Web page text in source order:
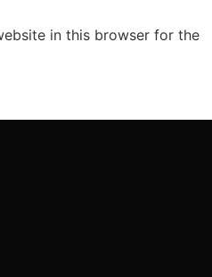
in this browser for the